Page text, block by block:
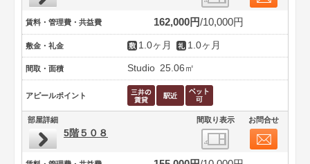
賃料・管理費・共益費 162,000円 10,000円
敷金・礼金 1.0ヶ月 1.0ヶ月
間取・面積 Studio 25.06㎡
アピールポイント
部屋詳細 間取り表示 お問合せ
5階５０８